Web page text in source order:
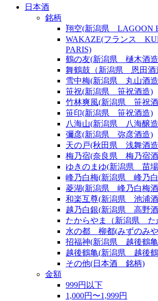
日本酒
銘柄
翔空(新潟県 LAGOON
WAKAZE(フランス
PARIS)
鶴の友(新潟県 樋木酒
舞鶴鼓（新潟県 恩田酒
雪中梅(新潟県 丸山酒
笹祝(新潟県 笹祝酒造)
竹林爽風(新潟県 笹祝
笹印(新潟県 笹祝酒造)
八海山(新潟県 八海醸
彌彦(新潟県 弥彦酒造)
天の戸(秋田県 浅舞酒
梅乃宿(奈良県 梅乃宿
ゆきのまゆ(新潟県 苗
峰乃白梅(新潟県 峰乃
菱湖(新潟県 峰乃白梅
和楽互尊(新潟県 池浦
越乃白銀(新潟県 高野
たからやま（新潟県 た
水の都 柳都(みずのみ
招福神(新潟県 越後鶴
越後鶴亀(新潟県 越後
その他(日本酒 銘柄)
金額
999円以下
1,000円〜1,999円